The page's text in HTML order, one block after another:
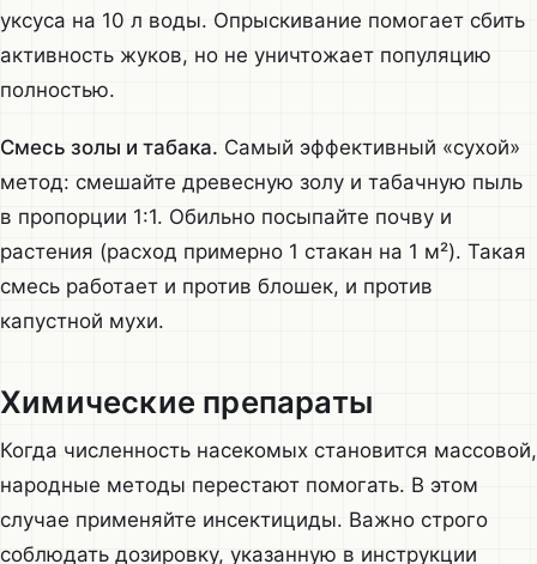
уксуса на 10 л воды. Опрыскивание помогает сбить
активность жуков, но не уничтожает популяцию
полностью.
Смесь золы и табака. Самый эффективный «сухой»
метод: смешайте древесную золу и табачную пыль
в пропорции 1:1. Обильно посыпайте почву и
растения (расход примерно 1 стакан на 1 м²). Такая
смесь работает и против блошек, и против
капустной мухи.
Химические препараты
Когда численность насекомых становится массовой,
народные методы перестают помогать. В этом
случае применяйте инсектициды. Важно строго
соблюдать дозировку, указанную в инструкции